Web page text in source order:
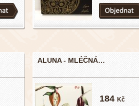
ALUNA - MLÉČNÁ…
184 Kč